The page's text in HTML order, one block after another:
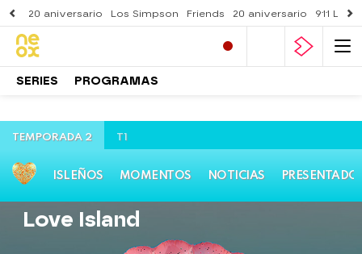
20 aniversario Los Simpson Friends 20 aniversario 911
SERIES PROGRAMAS
TEMPORADA 2 T1
ISLEÑOS MOMENTOS NOTICIAS
Love Island